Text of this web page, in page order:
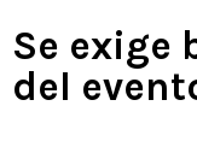
Se exige
del